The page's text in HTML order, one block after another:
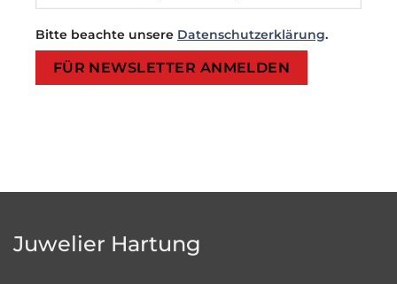
Bitte beachte unsere Datenschutzerklärung.
Bitte lasse dieses Feld leer.
Bitte lasse dieses Feld leer.
Juwelier Hartung